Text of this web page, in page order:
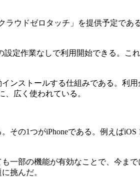
ウドゼロタッチ」を提供予定であ
定作業なしで利用開始できる。こ
ンストールする仕組みである。利
広く使われている。
の1つがiPhoneである。例えばiOS
一部の機能が有効なことで、今ま
挑んだ。